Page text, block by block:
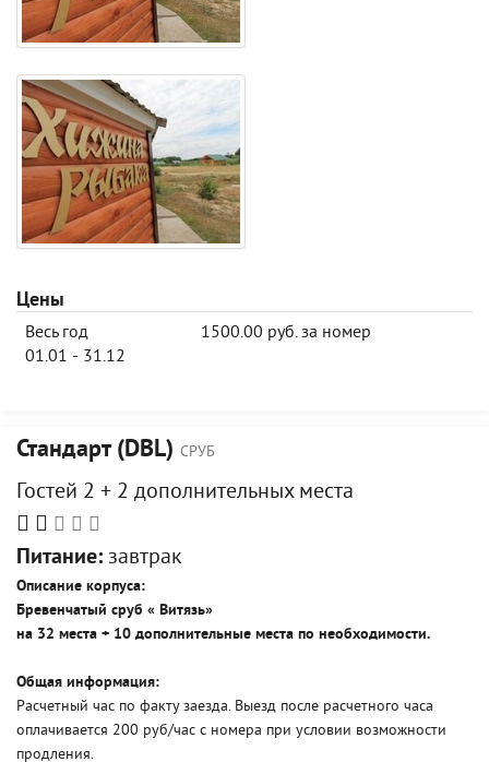
Цены
Весь год
01.01 - 31.12
1500.00 руб. за номер
Стандарт (DBL) СРУБ
Гостей 2 + 2 дополнительных места
Питание: завтрак
Описание корпуса:
Бревенчатый сруб « Витязь»
на 32 места + 10 дополнительные места по необходимости.
Общая информация:
Расчетный час по факту заезда. Выезд после расчетного часа
оплачивается 200 руб/час с номера при условии возможности
продления.